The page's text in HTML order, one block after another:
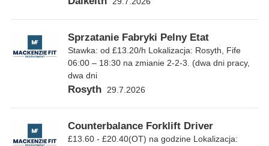
Sprzatanie Fabryki Pelny Etat
Stawka: od £13.20/h Lokalizacja: Rosyth, Fife
06:00 – 18:30 na zmianie 2-2-3. (dwa dni pracy,
dwa dni
Rosyth 29.7.2026
Counterbalance Forklift Driver
£13.60 - £20.40(OT) na godzine Lokalizacja: